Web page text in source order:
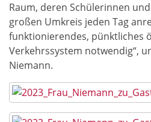
Raum, deren Schülerinnen
großen Umkreis jeden Tag
funktionierendes, pünktliches
Verkehrssystem notwendig“,
Niemann.